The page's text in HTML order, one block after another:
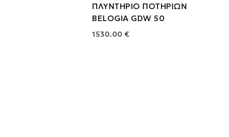
ΠΛΥΝΤΗΡΙΟ ΠΟΤΗΡΙΩΝ
BELOGIA GDW 50
1530.00 €